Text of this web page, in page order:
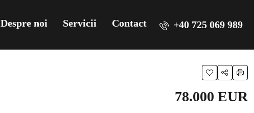
Despre noi Servicii Contact +40 725 069 989
78.000 EUR